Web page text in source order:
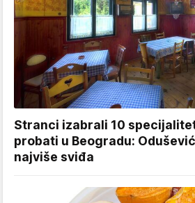
Stranci izabrali 10
probati u Beogradu:
najviše sviđa